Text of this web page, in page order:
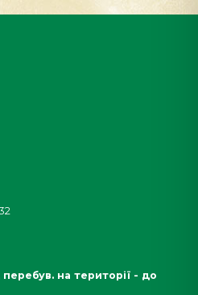
перебув. на території - до